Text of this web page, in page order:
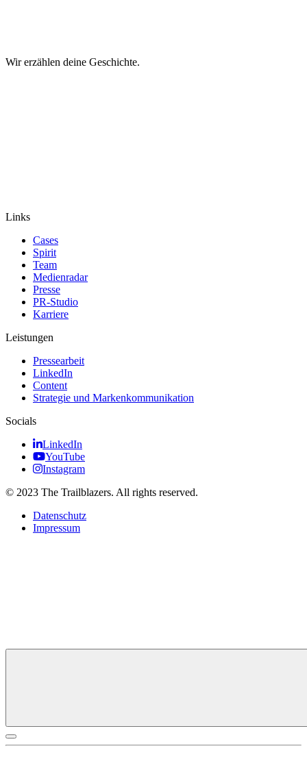
Wir erzählen deine Geschichte.
Links
Cases
Spirit
Team
Medienradar
Presse
PR-Studio
Karriere
Leistungen
Pressearbeit
LinkedIn
Content
Strategie und Markenkommunikation
Socials
LinkedIn
YouTube
Instagram
© 2023 The Trailblazers. All rights reserved.
Datenschutz
Impressum